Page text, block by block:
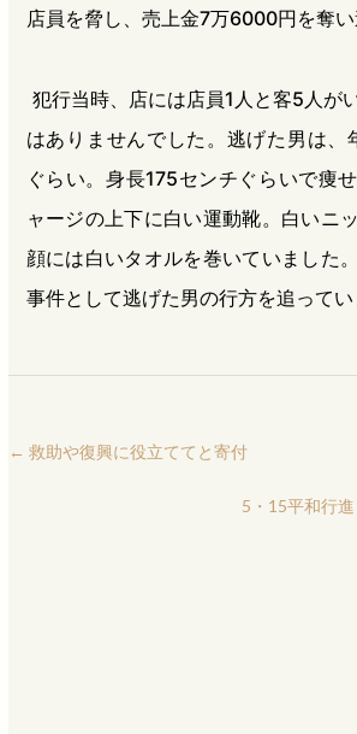
店員を脅し、売上金7万6000円を奪い
犯行当時、店には店員1人と客5人が
はありませんでした。逃げた男は
ぐらい。身長175センチぐらいで痩
ャージの上下に白い運動靴。白いニ
顔には白いタオルを巻いていました
事件として逃げた男の行方を追ってい
← 救助や復興に役立ててと寄付
5・15平和行